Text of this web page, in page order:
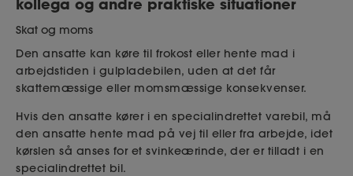
kollega og andre praktiske situationer
Skat og moms
Den ansatte kan køre til frokost eller hente mad i
arbejdstiden i gulpladebilen, uden at det får
skattemæssige eller momsmæssige konsekvenser.
Hvis den ansatte kører i en specialindrettet varebil, må
den ansatte hente mad på vej til eller fra arbejde, idet
kørslen så anses for et svinkeærinde, der er tilladt i en
specialindrettet bil.